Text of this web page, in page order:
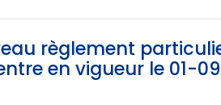
règlement
en vigueur le 01-